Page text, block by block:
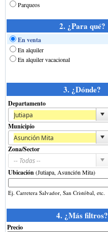
Parqueos
2. ¿Para qué?
En venta
En alquiler
En alquiler vacacional
3. ¿Dónde?
Departamento
Municipio
Zona/Sector
Ubicación(Jutiapa, Asunción Mita)
Ej. Carretera Salvador, San Cristóbal, etc.
4. ¿Más filtros?
Precio